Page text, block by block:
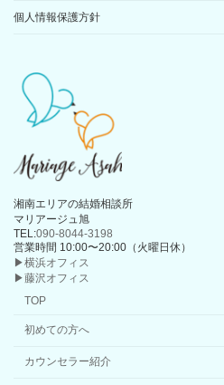
個人情報保護方針
湘南エリアの結婚相談所
マリアージュ旭
TEL:090-8044-3198
営業時間 10:00〜20:00（火曜日休）
▶横浜オフィス
▶藤沢オフィス
TOP
初めての方へ
カウンセラー紹介